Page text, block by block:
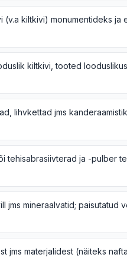
kiltkivi, tooted
jms materjalidest (näiteks